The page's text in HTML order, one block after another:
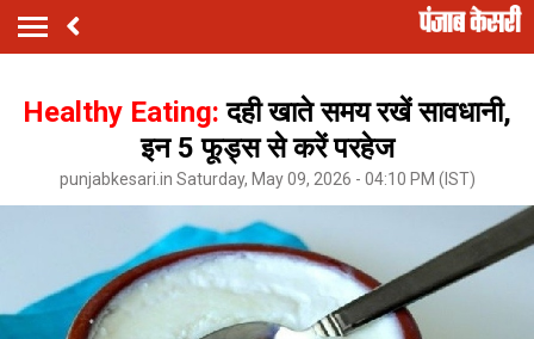
Healthy Eating:दही खाते समय रखें सावधानी,
इन 5 फूड्स से करें परहेज
punjabkesari.in Saturday, May 09, 2026 - 04:10 PM (IST)